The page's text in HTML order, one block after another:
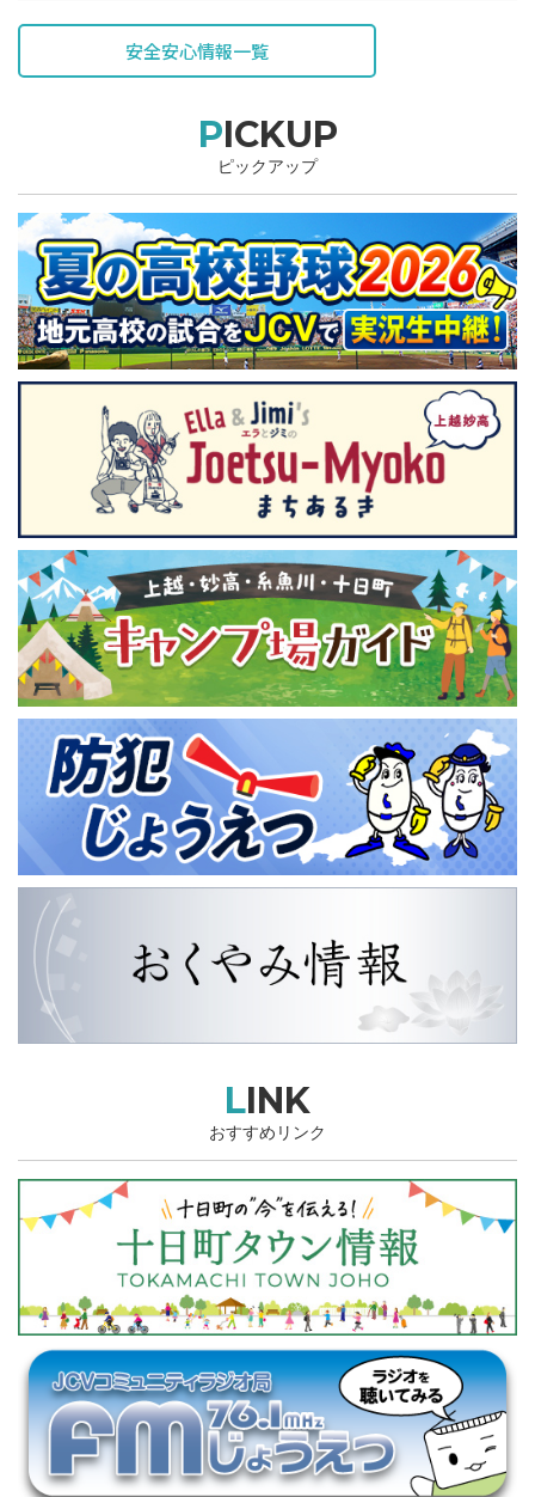
安全安心情報一覧
PICKUP
ピックアップ
LINK
おすすめリンク